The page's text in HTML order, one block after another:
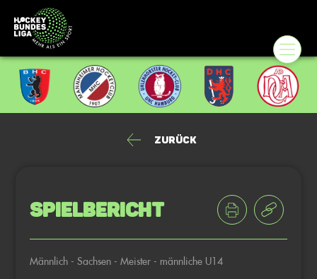
Zurück
Spielbericht
Männlich - Sachsen - Meister - männliche U14